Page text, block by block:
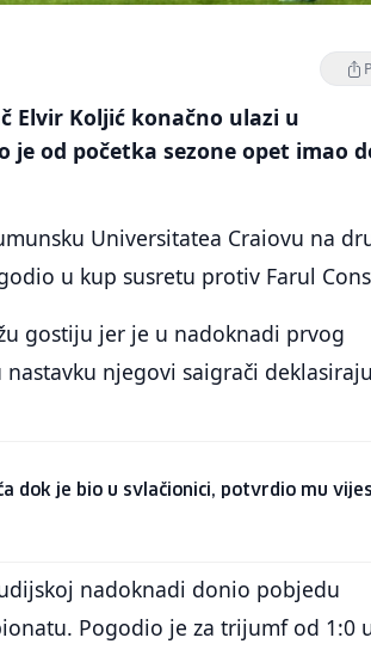
Elvir Koljić konačno ulazi u
od početka sezone opet imao
Universitatea Craiovu na
u kup susretu protiv Farul
gostiju jer je u nadoknadi prvog
njegovi saigrači
dok je bio u svlačionici, potvrdio mu
nadoknadi donio pobjedu
Pogodio je za trijumf od 1:0